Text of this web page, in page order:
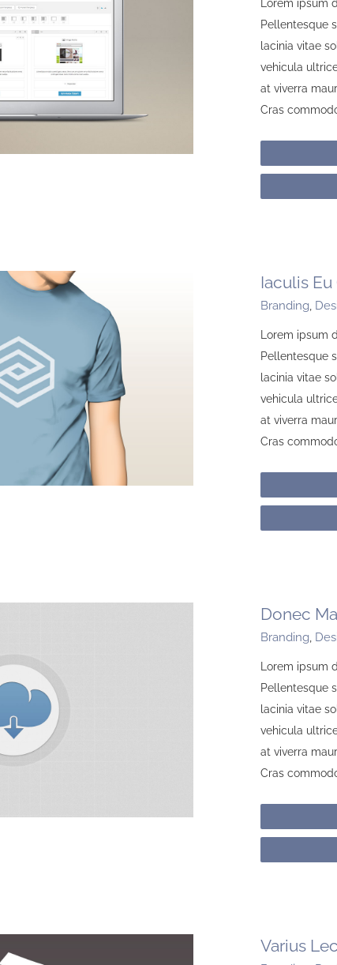
Lorem ipsum
Pellentesque
lacinia vitae
vehicula
at viverra
Cras
Iaculis Eu
Branding,
Lorem ipsum
Pellentesque
lacinia vitae
vehicula
at viverra
Cras
Donec
Branding,
Lorem ipsum
Pellentesque
lacinia vitae
vehicula
at viverra
Cras
Varius